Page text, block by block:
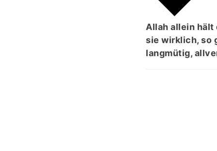
Allah allein hält
sie wirklich, so
langmütig,